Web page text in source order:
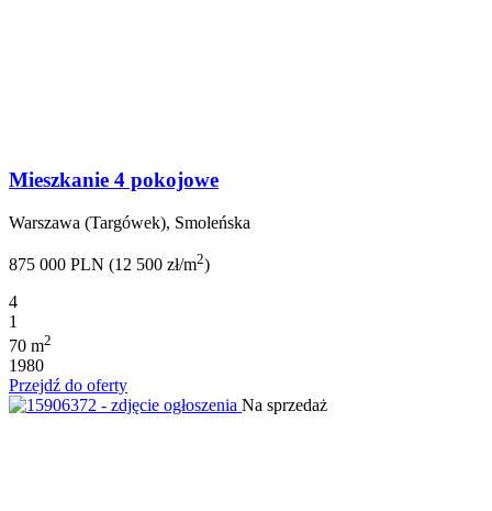
Mieszkanie 4 pokojowe
Warszawa (Targówek), Smoleńska
875 000 PLN (12 500 zł/m2)
4
1
70 m2
1980
Przejdź do oferty
Na sprzedaż